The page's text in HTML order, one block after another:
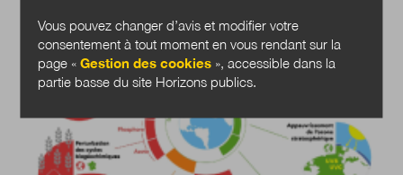
Vous pouvez changer d’avis et modifier votre
consentement à tout moment en vous rendant sur la
page «Gestion des cookies », accessible dans la
partie basse du site Horizons publics.